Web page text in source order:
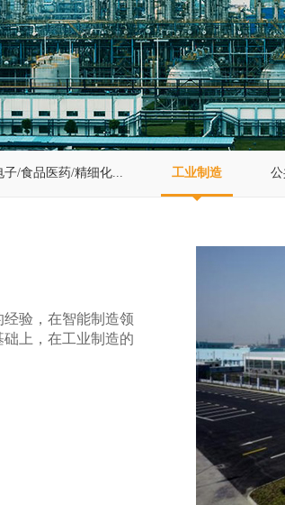
子/食品医药/精细化... 工业制造
验，在智能制造领
上，在工业制造的